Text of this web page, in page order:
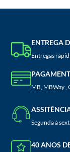
ENTREGA
Entregas
MB, MBWay ,
Segunda à
40 ANOS